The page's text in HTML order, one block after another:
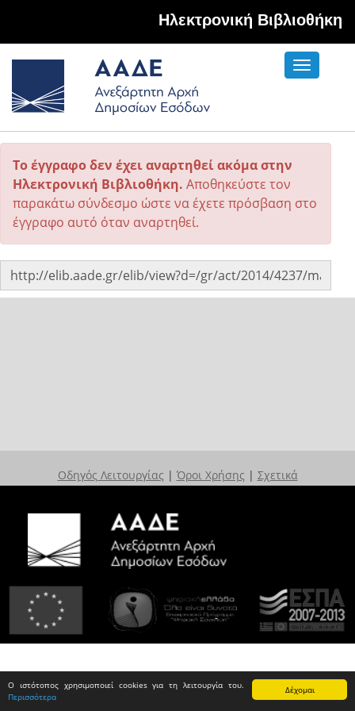
Δέχομαι
Ο ιστότοπος χρησιμοποιεί cookies για τη λειτουργία του.
Περισσότερα
Hλεκτρονική Βιβλιοθήκη
Toggle
Το έγγραφο δεν έχει αναρτηθεί ακόμα στην
Ηλεκτρονική Βιβλιοθήκη. Αποθηκεύστε τον
παρακάτω σύνδεσμο ώστε να έχετε πρόσβαση στο
έγγραφο αυτό όταν αναρτηθεί.
Οδηγός Λειτουργίας | Όροι Χρήσης | Σχετικά